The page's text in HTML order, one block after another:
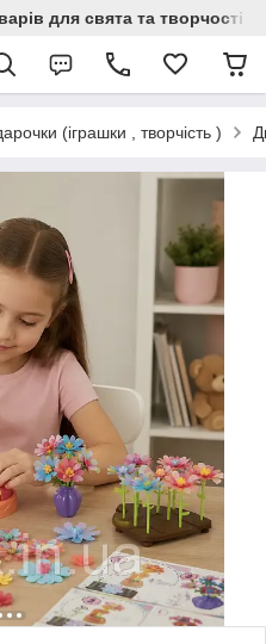
для свята та творчості
(іграшки , творчість )